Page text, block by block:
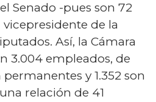
Senado -pues son 72
de la
Así, la Cámara
3.004 empleados, de
permanentes y 1.352 son
relación de 41